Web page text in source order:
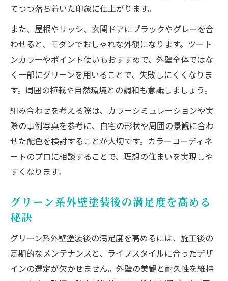
てつつ落ち着いた印象に仕上がります。
また、屋根やサッシ、玄関ドアにブラックやグレーを合
わせると、モダンでおしゃれな外観になります。ツート
ンカラーやポイント使いもおすすめで、外壁全体ではな
く一部にグリーンを用いることで、失敗しにくくなりま
す。周囲の植栽や自然環境との調和も意識しましょう。
組み合わせを考える際は、カラーシミュレーションや実
際の事例写真を参考に、自宅の形状や周囲の景観に合わ
せた配色を検討することが大切です。カラーコーディネ
ートのプロに相談することで、理想の住まいを実現しや
すくなります。
グリーン系外壁塗装後の満足度を高める
秘訣
グリーン系外壁塗装後の満足度を高めるには、施工後の
定期的なメンテナンスと、ライフスタイルに合ったデザ
インの選定が欠かせません。外壁の美観と耐久性を維持